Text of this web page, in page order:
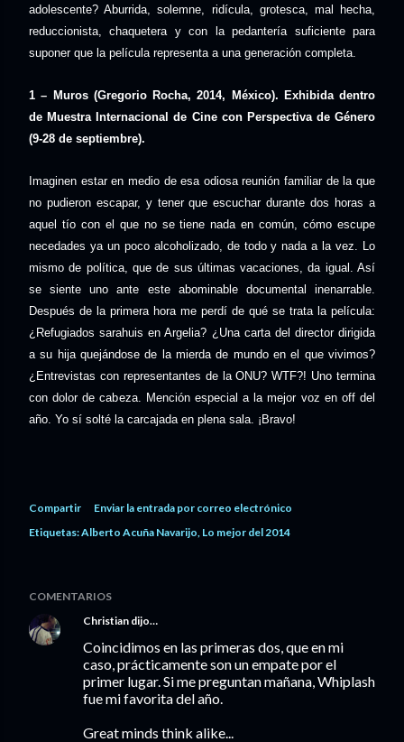
adolescente? Aburrida, solemne, ridícula, grotesca, mal hecha,
reduccionista, chaquetera y con la pedantería suficiente para
suponer que la película representa a una generación completa.
1 – Muros (Gregorio Rocha, 2014, México). Exhibida dentro
de Muestra Internacional de Cine con Perspectiva de Género
(9-28 de septiembre).
Imaginen estar en medio de esa odiosa reunión familiar de la que
no pudieron escapar, y tener que escuchar durante dos horas a
aquel tío con el que no se tiene nada en común, cómo escupe
necedades ya un poco alcoholizado, de todo y nada a la vez. Lo
mismo de política, que de sus últimas vacaciones, da igual. Así
se siente uno ante este abominable documental inenarrable.
Después de la primera hora me perdí de qué se trata la película:
¿Refugiados sarahuis en Argelia? ¿Una carta del director dirigida
a su hija quejándose de la mierda de mundo en el que vivimos?
¿Entrevistas con representantes de la ONU? WTF?! Uno termina
con dolor de cabeza. Mención especial a la mejor voz en off del
año. Yo sí solté la carcajada en plena sala. ¡Bravo!
Compartir
Enviar la entrada por correo electrónico
Etiquetas:Alberto Acuña Navarijo Lo mejor del 2014
COMENTARIOS
Christian dijo…
Coincidimos en las primeras dos, que en mi
caso, prácticamente son un empate por el
primer lugar. Si me preguntan mañana, Whiplash
fue mi favorita del año.
Great minds think alike...